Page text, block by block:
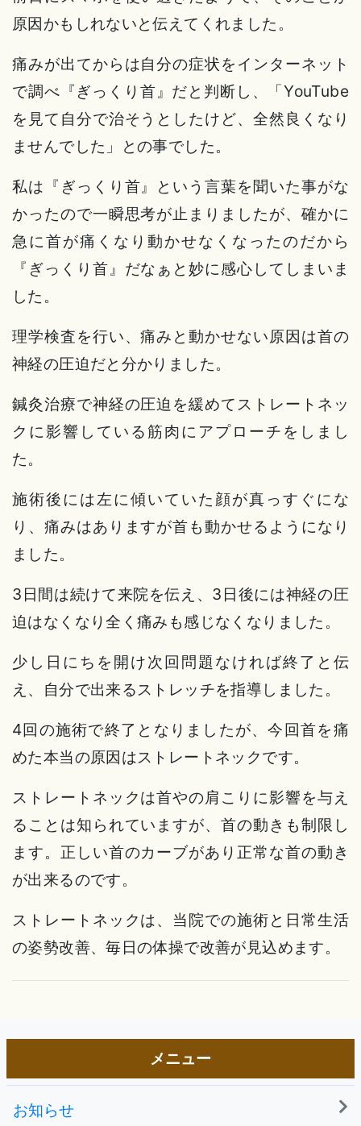
原因かもしれないと伝えてくれました。
痛みが出てからは自分の症状をインターネット
で調べ『ぎっくり首』だと判断し、「YouTube
を見て自分で治そうとしたけど、全然良くなり
ませんでした」との事でした。
私は『ぎっくり首』という言葉を聞いた事がな
かったので一瞬思考が止まりましたが、確かに
急に首が痛くなり動かせなくなったのだから
『ぎっくり首』だなぁと妙に感心してしまいま
した。
理学検査を行い、痛みと動かせない原因は首の
神経の圧迫だと分かりました。
鍼灸治療で神経の圧迫を緩めてストレートネッ
クに影響している筋肉にアプローチをしまし
た。
施術後には左に傾いていた顔が真っすぐにな
り、痛みはありますが首も動かせるようになり
ました。
3日間は続けて来院を伝え、3日後には神経の圧
迫はなくなり全く痛みも感じなくなりました。
少し日にちを開け次回問題なければ終了と伝
え、自分で出来るストレッチを指導しました。
4回の施術で終了となりましたが、今回首を痛
めた本当の原因はストレートネックです。
ストレートネックは首やの肩こりに影響を与え
ることは知られていますが、首の動きも制限し
ます。正しい首のカーブがあり正常な首の動き
が出来るのです。
ストレートネックは、当院での施術と日常生活
の姿勢改善、毎日の体操で改善が見込めます。
メニュー
お知らせ